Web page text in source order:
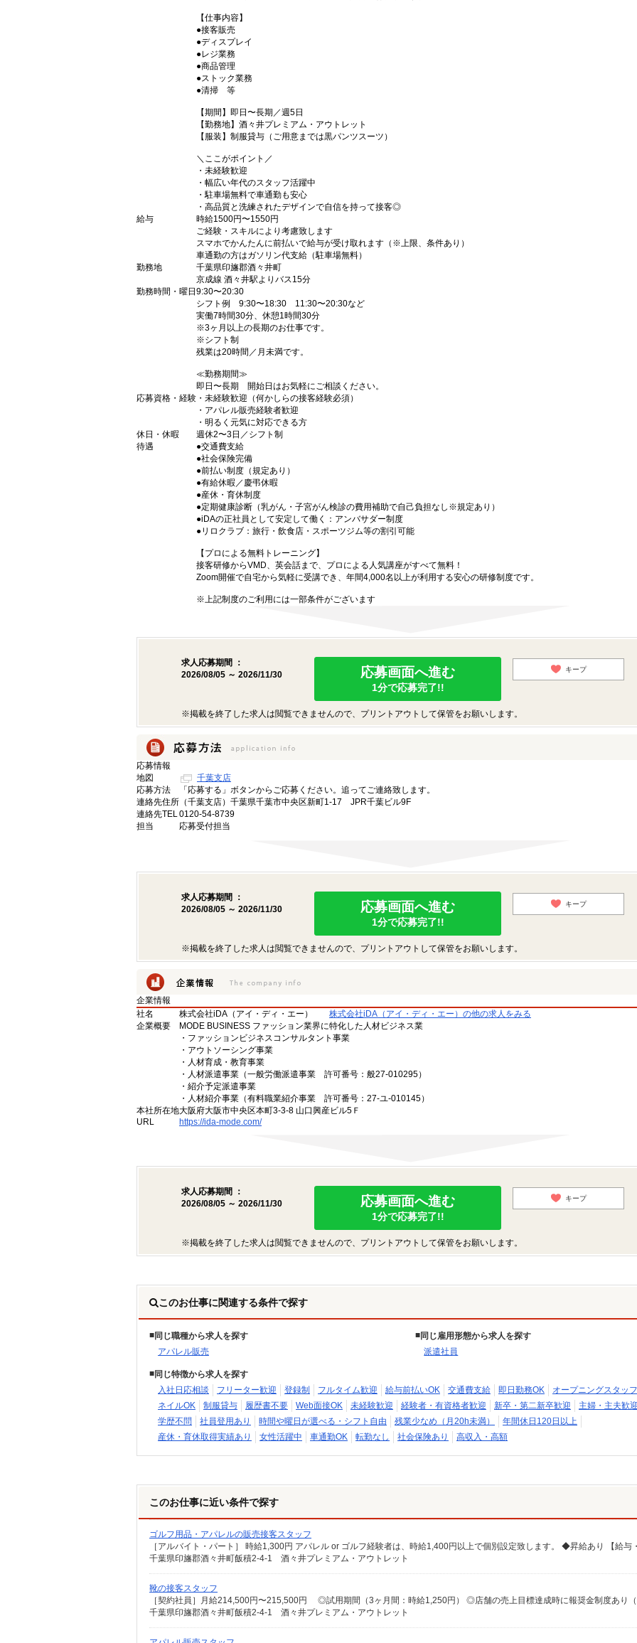
【仕事内容】
●接客販売
●ディスプレイ
●レジ業務
●商品管理
●ストック業務
●清掃 等
【期間】即日〜長期／週5日
【勤務地】酒々井プレミアム・アウトレット
【服装】制服貸与（ご用意までは黒パンツスーツ）
＼ここがポイント／
・未経験歓迎
・幅広い年代のスタッフ活躍中
・駐車場無料で車通勤も安心
・高品質と洗練されたデザインで自信を持って接客◎
給与
時給1500円〜1550円
ご経験・スキルにより考慮致します
スマホでかんたんに前払いで給与が受け取れます（※上限、条件あり）
車通勤の方はガソリン代支給（駐車場無料）
勤務地
千葉県印旛郡酒々井町
京成線 酒々井駅よりバス15分
勤務時間・曜日 9:30〜20:30
シフト例 9:30〜18:30 11:30〜20:30など
実働7時間30分、休憩1時間30分
※3ヶ月以上の長期のお仕事です。
※シフト制
残業は20時間／月未満です。
≪勤務期間≫
即日〜長期 開始日はお気軽にご相談ください。
応募資格・経験 ・未経験歓迎（何かしらの接客経験必須）
・アパレル販売経験者歓迎
・明るく元気に対応できる方
休日・休暇
週休2〜3日／シフト制
待遇
●交通費支給
●社会保険完備
●前払い制度（規定あり）
●有給休暇／慶弔休暇
●産休・育休制度
●定期健康診断（乳がん・子宮がん検診の費用補助で自己負担なし※規定あり）
●iDAの正社員として安定して働く：アンバサダー制度
●リロクラブ：旅行・飲食店・スポーツジム等の割引可能
【プロによる無料トレーニング】
接客研修からVMD、英会話まで、プロによる人気講座がすべて無料！
Zoom開催で自宅から気軽に受講でき、年間4,000名以上が利用する安心の研修制度です。
※上記制度のご利用には一部条件がございます
求人応募期間 ：
2026/08/05 ～ 2026/11/30
応募画面へ進む
1分で応募完了!!
キープ
※掲載を終了した求人は閲覧できませんので、プリントアウトして保管をお願いします。
応募情報
地図
千葉支店
応募方法
「応募する」ボタンからご応募ください。追ってご連絡致します。
連絡先住所 （千葉支店）千葉県千葉市中央区新町1-17 JPR千葉ビル9F
連絡先TEL0120-54-8739
担当
応募受付担当
求人応募期間 ：
2026/08/05 ～ 2026/11/30
応募画面へ進む
1分で応募完了!!
キープ
※掲載を終了した求人は閲覧できませんので、プリントアウトして保管をお願いします。
企業情報
社名
株式会社iDA（アイ・ディ・エー）
株式会社iDA（アイ・ディ・エー）の他の求人をみる
企業概要
MODE BUSINESS ファッション業界に特化した人材ビジネス業
・ファッションビジネスコンサルタント事業
・アウトソーシング事業
・人材育成・教育事業
・人材派遣事業（一般労働派遣事業 許可番号：般27-010295）
・紹介予定派遣事業
・人材紹介事業（有料職業紹介事業 許可番号：27-ユ-010145）
本社所在地大阪府大阪市中央区本町3-3-8 山口興産ビル5Ｆ
URL
https://ida-mode.com/
求人応募期間 ：
2026/08/05 ～ 2026/11/30
応募画面へ進む
1分で応募完了!!
キープ
※掲載を終了した求人は閲覧できませんので、プリントアウトして保管をお願いします。
このお仕事に関連する条件で探す
同じ職種から求人を探す
アパレル販売
同じ雇用形態から求人を探す
派遣社員
同じ特徴から求人を探す
入社日応相談
フリーター歓迎 登録制 フルタイム歓迎 給与前払いOK 交通費支給 即日勤務OK
オープニングスタッフ
ネイルOK
制服貸与 履歴書不要 Web面接OK 未経験歓迎 経験者・有資格者歓迎 新卒・第二新卒歓迎
主婦・主夫歓
学歴不問
社員登用あり 時間や曜日が選べる・シフト自由 残業少なめ（月20h未満）
年間休日120日以上
産休・育休取得実績あり
女性活躍中 車通勤OK 転勤なし 社会保険あり 高収入・高額
このお仕事に近い条件で探す
ゴルフ用品・アパレルの販売接客スタッフ
千葉県印旛郡酒々井町飯積2-4-1 酒々井プレミアム・アウトレット
靴の接客スタッフ
千葉県印旛郡酒々井町飯積2-4-1 酒々井プレミアム・アウトレット